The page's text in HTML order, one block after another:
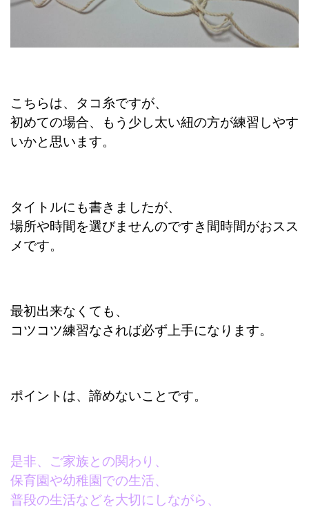
こちらは、タコ糸ですが、
初めての場合、もう少し太い紐の方が練習しやす
いかと思います。
タイトルにも書きましたが、
場所や時間を選びませんのですき間時間がおスス
メです。
最初出来なくても、
コツコツ練習なされば必ず上手になります。
ポイントは、諦めないことです。
是非、ご家族との関わり、
保育園や幼稚園での生活、
普段の生活などを大切にしながら、